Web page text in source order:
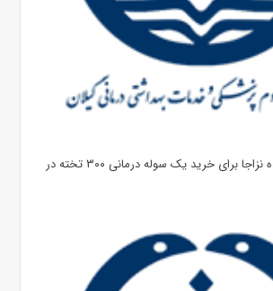
قول مساعد فرمانده نزاجا برای خرید یک سوله درمانی ۳۰۰ تخته در